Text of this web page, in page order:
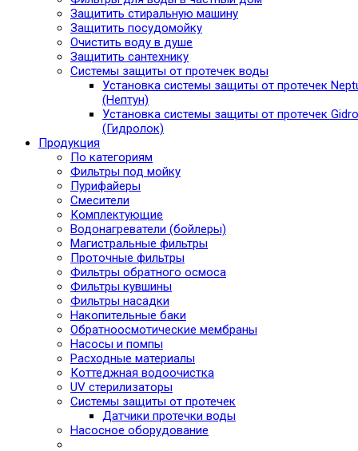
Защитить стиральную машину
Защитить посудомойку
Очистить воду в душе
Защитить сантехнику
Системы защиты от протечек воды
Установка системы защиты от протечек
(Нептун)
Установка системы защиты от протечек
(Гидролок)
Продукция
По категориям
Фильтры под мойку
Пурифайеры
Смесители
Комплектующие
Водонагреватели (бойлеры)
Магистральные фильтры
Проточные фильтры
Фильтры обратного осмоса
Фильтры кувшины
Фильтры насадки
Накопительные баки
Обратноосмотические мембраны
Насосы и помпы
Расходные материалы
Коттеджная водоочистка
UV стерилизаторы
Системы защиты от протечек
Датчики протечки воды
Насосное оборудование